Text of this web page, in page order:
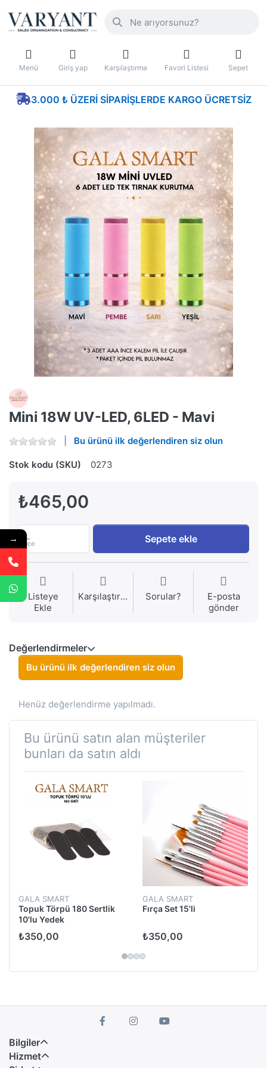
Menü Giriş yap Karşılaştırma Favori Listesi Sepet
3.000 ₺ ÜZERI SIPARIŞLERDE KARGO ÜCRETSIZ
Mini 18W UV-LED, 6LED - Mavi
Bu ürünü ilk değerlendiren siz olun
Stok kodu (SKU) 0273
₺465,00
Piece Sepete ekle
Listeye
Ekle
Karşılaştırma Sorular?
E-posta
gönder
Değerlendirmeler
Bu ürünü ilk değerlendiren siz olun
Henüz değerlendirme yapılmadı.
Bu ürünü satın alan müşteriler
bunları da satın aldı
GALA SMART
Topuk Törpü 180 Sertlik
10'lu Yedek
₺350,00
GALA SMART
Fırça Set 15'li
₺350,00
Bilgiler
Hizmet
→